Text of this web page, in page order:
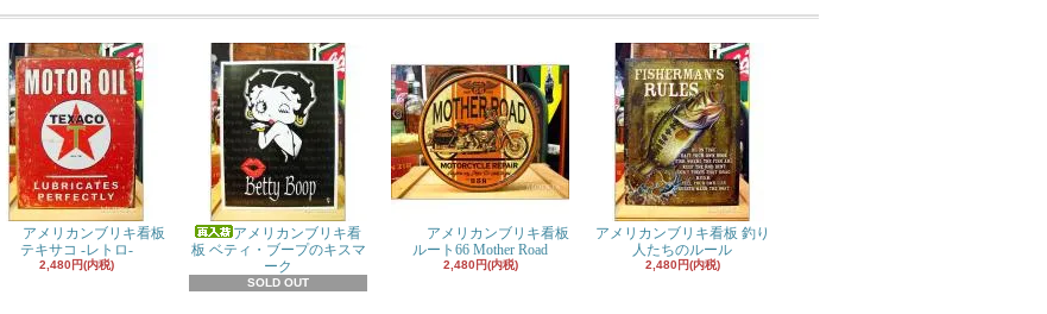
アメリカンブリキ看板
テキサコ -レトロ-
2,480円(内税)
アメリカンブリキ看
板 ベティ・ブープのキスマ
ーク
SOLD OUT
アメリカンブリキ看板
ルート66 Mother Road
2,480円(内税)
アメリカンブリキ看板 釣り
人たちのルール
2,480円(内税)